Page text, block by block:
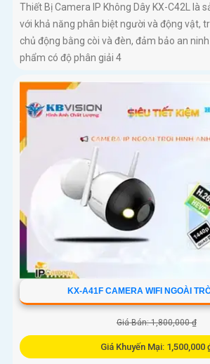
Thiết Bị Camera IP Không Dây KX-C42L là
với khả năng phân biệt người và động vật,
chủ động bằng còi và đèn, đảm bảo an
phẩm có độ phân giải 4
KX-A41F CAMERA WIFI NGOÀI
Giá Bán: 1,800,000 ₫
Giá Khuyến Mại: 1,500,000